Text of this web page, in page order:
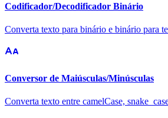
Codificador/Decodificador Binário
Converta texto para binário e binário para
Conversor de Maiúsculas/Minúsculas
Converta texto entre camelCase,